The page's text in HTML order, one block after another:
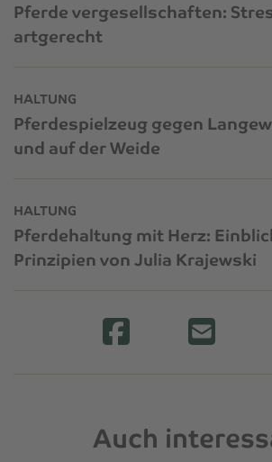
Pferde vergesellschaften:
artgerecht
HALTUNG
Pferdespielzeug gegen
und auf der Weide
HALTUNG
Pferdehaltung mit Herz:
Prinzipien von Julia Krajewski
Auch